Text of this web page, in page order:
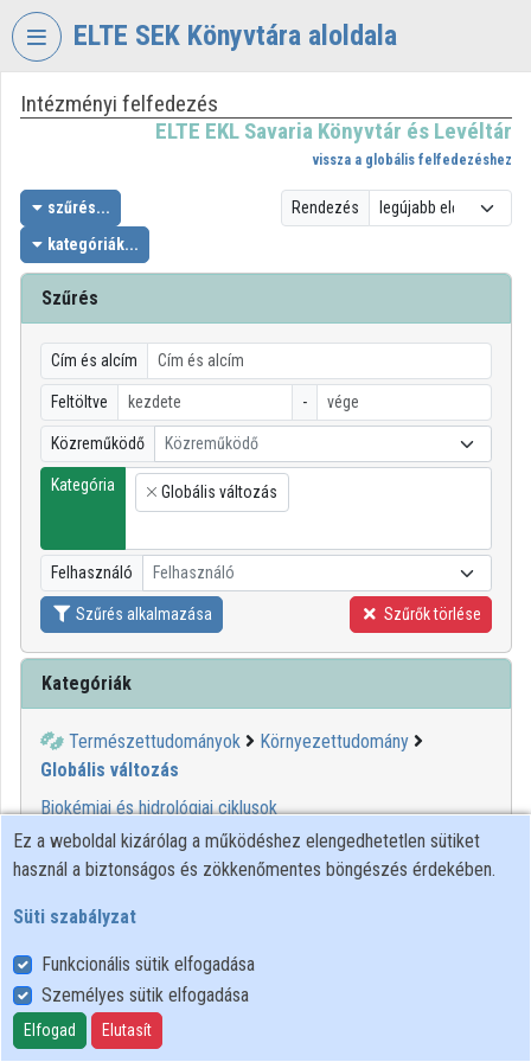
Fejléc kihagyása
ELTE SEK Könyvtára aloldala
VIDEOTORIUM
EKL
SAVARIA
KÖNYVTÁR
ÉS
LEVÉLTÁR
Intézményi kezdőlap
Bejelentkezés
Intézményi felfedezés
Intézményi listák
Intézmények
Közreműködők
Intézményi felfedezés
ELTE EKL Savaria Könyvtár és Levéltár
vissza a globális felfedezéshez
szűrés...
kategóriák...
Rendezés
Szűrés
Cím és alcím
Feltöltve -
Közreműködő Közreműködő
Kategória
×
Globális változás
Felhasználó Felhasználó
Szűrés alkalmazása Szűrők törlése
Kategóriák
Természettudományok
Környezettudomány
Globális változás
Biokémiai és hidrológiai ciklusok
Emberi egészség (Klímaváltozás)
Földtakaró és degradációja (Klímaváltozás)
Ózon és légköri vegyületek (Klímaváltozás)
00:14:15
Ez a weboldal kizárólag a működéshez elengedhetetlen sütiket
használ a biztonságos és zökkenőmentes böngészés érdekében.
Süti szabályzat
Funkcionális sütik elfogadása
Személyes sütik elfogadása
Elfogad Elutasít